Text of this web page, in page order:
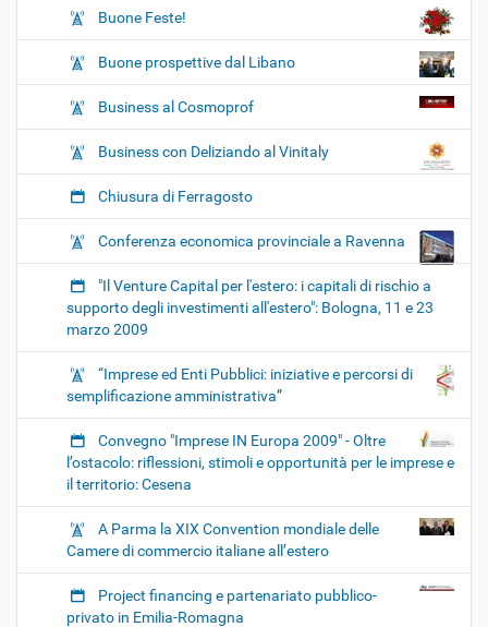
Buone Feste!
Buone prospettive dal Libano
Business al Cosmoprof
Business con Deliziando al Vinitaly
Chiusura di Ferragosto
Conferenza economica provinciale a Ravenna
"Il Venture Capital per l'estero: i capitali di rischio a
supporto degli investimenti all'estero": Bologna, 11 e 23
marzo 2009
“Imprese ed Enti Pubblici: iniziative e percorsi di
semplificazione amministrativa”
Convegno "Imprese IN Europa 2009" - Oltre
l’ostacolo: riflessioni, stimoli e opportunità per le imprese e
il territorio: Cesena
A Parma la XIX Convention mondiale delle
Camere di commercio italiane all’estero
Project financing e partenariato pubblico-
privato in Emilia-Romagna